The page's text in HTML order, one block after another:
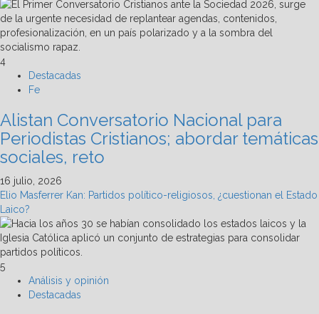
4
Destacadas
Fe
Alistan Conversatorio Nacional para
Periodistas Cristianos; abordar temáticas
sociales, reto
16 julio, 2026
Elio Masferrer Kan: Partidos político-religiosos, ¿cuestionan el Estado
Laico?
5
Análisis y opinión
Destacadas